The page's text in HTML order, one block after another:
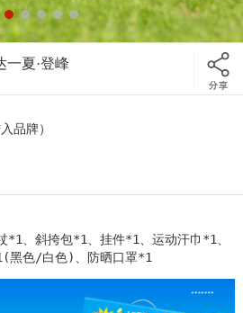
一夏·登峰
品牌）
*1、斜挎包*1、挂件*1、运动汗巾*1、
黑色/白色)、防晒口罩*1